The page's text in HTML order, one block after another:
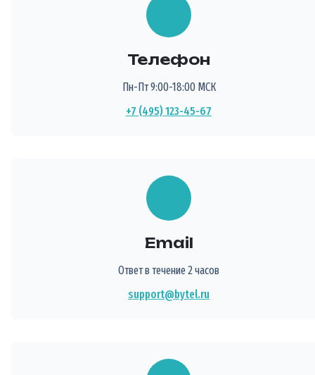
Телефон
Пн-Пт 9:00-18:00 МСК
+7 (495) 123-45-67
Email
Ответ в течение 2 часов
support@bytel.ru